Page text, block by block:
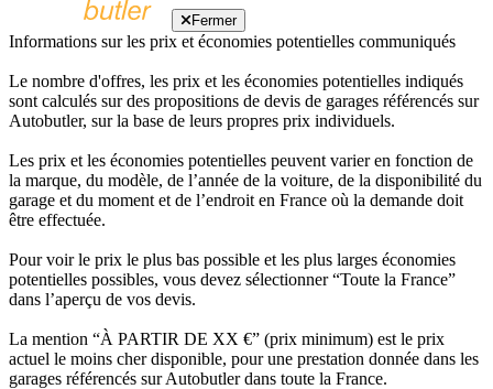
Fermer
Informations sur les prix et économies potentielles communiqués
Le nombre d'offres, les prix et les économies potentielles indiqués
sont calculés sur des propositions de devis de garages référencés sur
Autobutler, sur la base de leurs propres prix individuels.
Les prix et les économies potentielles peuvent varier en fonction de
la marque, du modèle, de l’année de la voiture, de la disponibilité du
garage et du moment et de l’endroit en France où la demande doit
être effectuée.
Pour voir le prix le plus bas possible et les plus larges économies
potentielles possibles, vous devez sélectionner “Toute la France”
dans l’aperçu de vos devis.
La mention “À PARTIR DE XX €” (prix minimum) est le prix
actuel le moins cher disponible, pour une prestation donnée dans les
garages référencés sur Autobutler dans toute la France.